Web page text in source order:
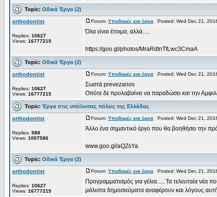
Topic: Οδικά Έργα (2)
orthodontist
Replies: 10627
Views: 16777215
Forum: Υποδομές και έργα Posted: Wed Dec 21,
Όλα είναι έτοιμα, αλλά.....
https://goo.gl/photos/MraRdtnTfLwc3CmaA
Topic: Οδικά Έργα (2)
orthodontist
Replies: 10627
Views: 16777215
Forum: Υποδομές και έργα Posted: Wed Dec 21,
Σωστά prevezanos
Οπότε δε προλαβαίνει να παραδώσει και την
Topic: Έργα στις υπόλοιπες πόλεις της Ελλάδας
orthodontist
Replies: 588
Views: 1007586
Forum: Υποδομές και έργα Posted: Wed Dec 21,
Άλλο ένα σημαντικό έργο που θα βοηθήσει την
www.goo.gl/aQZsYa
Topic: Οδικά Έργα (2)
orthodontist
Replies: 10627
Views: 16777215
Forum: Υποδομές και έργα Posted: Wed Dec 21,
Προγραμματισμός για γέλια......Τα τελευταία
μάλιστα δημοσιεύματα αναφέρουν και λόγους